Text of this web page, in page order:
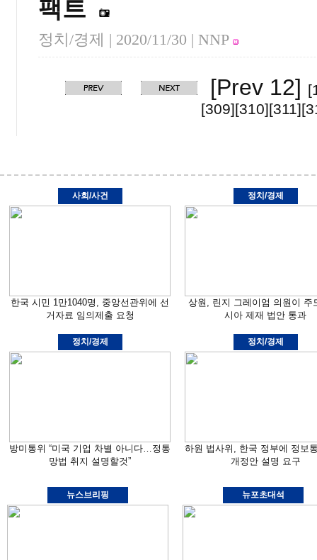
팩트
정치/경제 | 2020/11/30 | NNP
[Prev 12]
[309][310][311]
사회/사건
한국 시민 1만1040명, 중앙선관위에 선
거자료 임의제출 요청
정치/경제
상원, 린지 그레이엄 의원이 주
시아 제재 법안 통과
정치/경제
방미통위 “미국 기업 차별 아니다…정통
망법 취지 설명할것”
정치/경제
하원 법사위, 한국 정부에 정보
개정안 설명 요구
뉴스브리핑 뉴포초대석